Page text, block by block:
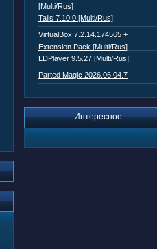
[Multi/Rus]
Tails 7.10.0 [Multi/Rus]
VirtualBox 7.2.14.174565 +
Extension Pack [Multi/Rus]
LDPlayer 9.5.27 [Multi/Rus]
Parted Magic 2026.06.04.7
Интересное